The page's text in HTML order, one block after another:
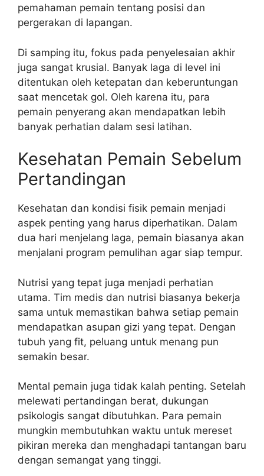
pemahaman pemain tentang posisi dan
pergerakan di lapangan.
Di samping itu, fokus pada penyelesaian akhir
juga sangat krusial. Banyak laga di level ini
ditentukan oleh ketepatan dan keberuntungan
saat mencetak gol. Oleh karena itu, para
pemain penyerang akan mendapatkan lebih
banyak perhatian dalam sesi latihan.
Kesehatan Pemain Sebelum
Pertandingan
Kesehatan dan kondisi fisik pemain menjadi
aspek penting yang harus diperhatikan. Dalam
dua hari menjelang laga, pemain biasanya akan
menjalani program pemulihan agar siap tempur.
Nutrisi yang tepat juga menjadi perhatian
utama. Tim medis dan nutrisi biasanya bekerja
sama untuk memastikan bahwa setiap pemain
mendapatkan asupan gizi yang tepat. Dengan
tubuh yang fit, peluang untuk menang pun
semakin besar.
Mental pemain juga tidak kalah penting. Setelah
melewati pertandingan berat, dukungan
psikologis sangat dibutuhkan. Para pemain
mungkin membutuhkan waktu untuk mereset
pikiran mereka dan menghadapi tantangan baru
dengan semangat yang tinggi.